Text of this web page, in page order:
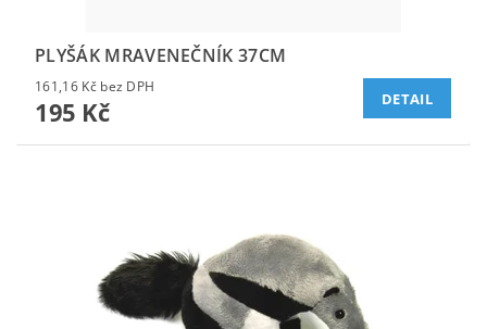
PLYŠÁK MRAVENEČNÍK 37CM
161,16 Kč bez DPH
195 Kč DETAIL